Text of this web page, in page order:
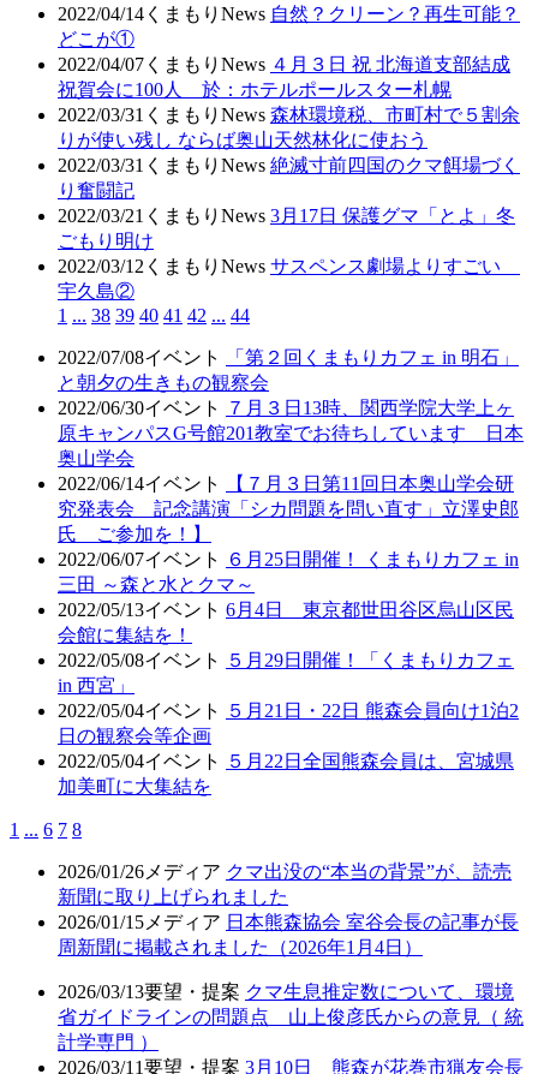
2022/04/14 くまもりNews 自然？クリーン？再生可能？
どこが①
2022/04/07 くまもりNews ４月３日 祝 北海道支部結成
祝賀会に100人 於：ホテルポールスター札幌
2022/03/31 くまもりNews 森林環境税、市町村で５割余
りが使い残し ならば奥山天然林化に使おう
2022/03/31 くまもりNews 絶滅寸前四国のクマ餌場づく
り奮闘記
2022/03/21 くまもりNews 3月17日 保護グマ「とよ」冬
ごもり明け
2022/03/12 くまもりNews サスペンス劇場よりすごい
宇久島②
1 ... 38 39 40 41 42 ... 44
2022/07/08イベント
「第２回くまもりカフェ in 明石」
と朝夕の生きもの観察会
2022/06/30イベント
７月３日13時、関西学院大学上ヶ
原キャンパスG号館201教室でお待ちしています 日本
奥山学会
2022/06/14イベント
【７月３日第11回日本奥山学会研
究発表会 記念講演「シカ問題を問い直す」立澤史郎
氏 ご参加を！】
2022/06/07イベント
６月25日開催！ くまもりカフェ in
三田 ～森と水とクマ～
2022/05/13イベント 6月4日 東京都世田谷区烏山区民
会館に集結を！
2022/05/08イベント
５月29日開催！「くまもりカフェ
in 西宮」
2022/05/04イベント
５月21日・22日 熊森会員向け1泊2
日の観察会等企画
2022/05/04イベント
５月22日全国熊森会員は、宮城県
加美町に大集結を
1 ... 6 7 8
2026/01/26 メディア クマ出没の“本当の背景”が、読売
新聞に取り上げられました
2026/01/15 メディア 日本熊森協会 室谷会長の記事が長
周新聞に掲載されました（2026年1月4日）
2026/03/13要望・提案 クマ生息推定数について、環境
省ガイドラインの問題点 山上俊彦氏からの意見（ 統
計学専門 ）
2026/03/11要望・提案 3月10日 熊森が花巻市猟友会長